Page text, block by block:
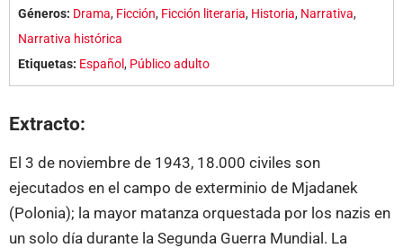
Géneros: Drama, Ficción, Ficción literaria, Historia, Narrativa,
Narrativa histórica
Etiquetas: Español, Público adulto
Extracto:
El 3 de noviembre de 1943, 18.000 civiles son
ejecutados en el campo de exterminio de Mjadanek
(Polonia); la mayor matanza orquestada por los nazis en
un solo día durante la Segunda Guerra Mundial. La